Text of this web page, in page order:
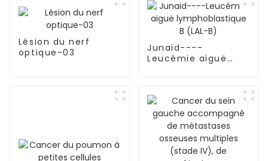
humaine avec une
efficacité et une
sécurité inégalées
Lésion du nerf
optique-03
Junaid----
Leucémie aiguë